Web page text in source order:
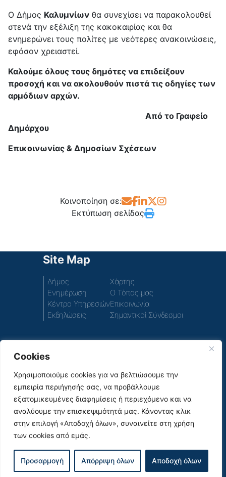
Cookies
Χρησιμοποιούμε cookies για να βελτιώσουμε την
εμπειρία περιήγησής σας, να προβάλλουμε
εξατομικευμένες διαφημίσεις ή περιεχόμενο και να
αναλύουμε την επισκεψιμότητά μας. Κάνοντας κλικ
στην επιλογή «Αποδοχή όλων», συναινείτε στη χρήση
των cookies από εμάς.
Προσαρμογή Απόρριψη όλων Αποδοχή όλων
Ο Δήμος Καλυμνίων θα συνεχίσει να παρακολουθεί
στενά την εξέλιξη της κακοκαιρίας και θα
ενημερώνει τους πολίτες με νεότερες ανακοινώσεις,
εφόσον χρειαστεί.
Καλούμε όλους τους δημότες να επιδείξουν
προσοχή και να ακολουθούν πιστά τις οδηγίες των
αρμόδιων αρχών.
Από το Γραφείο
Δημάρχου
Επικοινωνίας & Δημοσίων Σχέσεων
Κοινοποίηση σε:
Εκτύπωση σελίδας
Site Map
Δήμος
Ενημέρωση
Κέντρο Υπηρεσιών
Εκδηλώσεις
Χάρτης
Ο Τόπος μας
Επικοινωνία
Σημαντικοί Σύνδεσμοι
Πρόσβαση στο περιεχόμενο του παλιού ιστοτόπου
του Δήμου
Social Media
© 2026|Όροι Χρήσης & Πολιτική Απορρήτου |
Σχεδιασμός και υλοποίηση από την Crowdpolicy